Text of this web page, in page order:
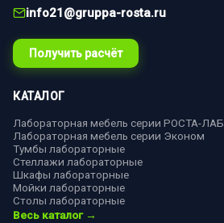
info21@gruppa-rosta.ru
Получить расчёт
КАТАЛОГ
Лабораторная мебель серии РОСТА-ЛАБ
Лабораторная мебель серии Эконом
Тумбы лабораторные
Стеллажи лабораторные
Шкафы лабораторные
Мойки лабораторные
Столы лабораторные
Весь каталог →